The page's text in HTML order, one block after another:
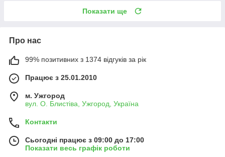
Показати ще
Про нас
99% позитивних з 1374 відгуків за рік
Працює з 25.01.2010
м. Ужгород
вул. О. Блистіва, Ужгород, Україна
Контакти
Сьогодні працює з 09:00 до 17:00
Показати весь графік роботи